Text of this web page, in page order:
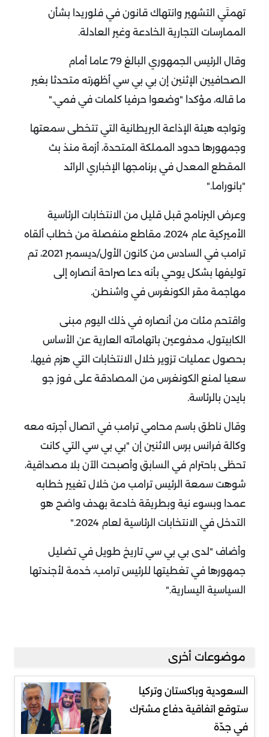
تهمتَي التشهير وانتهاك قانون في فلوريدا بشأن
الممارسات التجارية الخادعة وغير العادلة.
وقال الرئيس الجمهوري البالغ 79 عاما أمام
الصحافيين الإثنين إن بي بي سي أظهرته متحدثا بغير
ما قاله، مؤكدا "وضعوا حرفيا كلمات في فمي".
وتواجه هيئة الإذاعة البريطانية التي تتخطى سمعتها
وجمهورها حدود المملكة المتحدة، أزمة منذ بث
المقطع المعدل في برنامجها الإخباري الرائد
"بانوراما".
وعرض البرنامج قبل قليل من الانتخابات الرئاسية
الأميركية عام 2024، مقاطع منفصلة من خطاب ألقاه
ترامب في السادس من كانون الأول/ديسمبر 2021، تم
توليفها بشكل يوحي بأنه دعا صراحة أنصاره إلى
مهاجمة مقر الكونغرس في واشنطن.
واقتحم مئات من أنصاره في ذلك اليوم مبنى
الكابيتول، مدفوعين باتهاماته العارية عن الأساس
بحصول عمليات تزوير خلال الانتخابات التي هزم فيها،
سعيا لمنع الكونغرس من المصادقة على فوز جو
بايدن بالرئاسة.
وقال ناطق باسم محامي ترامب في اتصال أجرته معه
وكالة فرانس برس الاثنين إن "بي بي سي التي كانت
تحظى باحترام في السابق وأصبحت الآن بلا مصداقية،
شوهت سمعة الرئيس ترامب من خلال تغيير خطابه
عمدا وبسوء نية وبطريقة خادعة بهدف واضح هو
التدخل في الانتخابات الرئاسية لعام 2024
".
وأضاف "لدى بي بي سي تاريخ طويل في تضليل
جمهورها في تغطيتها للرئيس ترامب، خدمة لأجندتها
السياسية اليسارية".
موضوعات أخرى
السعودية وباكستان وتركيا
ستوقع اتفاقية دفاع مشترك
في جدّة